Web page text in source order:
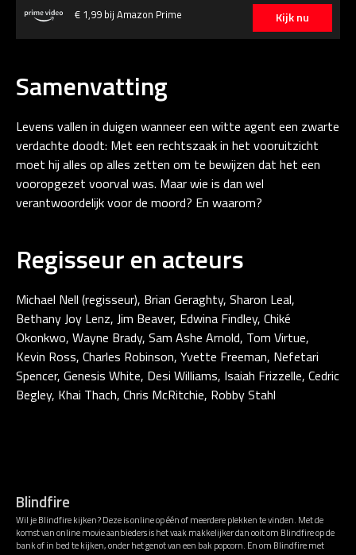
Kijk nu
€ 1,99 bij Amazon Prime
Samenvatting
Levens vallen in duigen wanneer een witte agent een zwarte
verdachte doodt: Met een rechtszaak in het vooruitzicht
moet hij alles op alles zetten om te bewijzen dat het een
vooropgezet voorval was. Maar wie is dan wel
verantwoordelijk voor de moord? En waarom?
Regisseur en acteurs
Michael Nell (regisseur), Brian Geraghty, Sharon Leal,
Bethany Joy Lenz, Jim Beaver, Edwina Findley, Chiké
Okonkwo, Wayne Brady, Sam Ashe Arnold, Tom Virtue,
Kevin Ross, Charles Robinson, Yvette Freeman, Nefetari
Spencer, Genesis White, Desi Williams, Isaiah Frizzelle, Cedric
Begley, Khai Thach, Chris McRitchie, Robby Stahl
Blindfire
Wil je Blindfire kijken? Deze is online op één of meerdere plekken te vinden. Met de
komst van online movie aanbieders is het vaak makkelijker dan ooit om Blindfire op de
bank of in bed te kijken, onder het genot van een bak popcorn. En om Blindfire met